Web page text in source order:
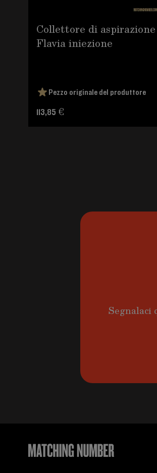
Collettore di aspirazione
Flavia iniezione
Pezzo originale del produttore
113,85 €
Segnalaci